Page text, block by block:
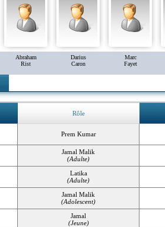
Abraham
Rist
Darius
Caron
Marc
Fayet
Rôle
Prem Kumar
Jamal Malik
(Adulte)
Latika
(Adulte)
Jamal Malik
(Adolescent)
Jamal
(Jeune)